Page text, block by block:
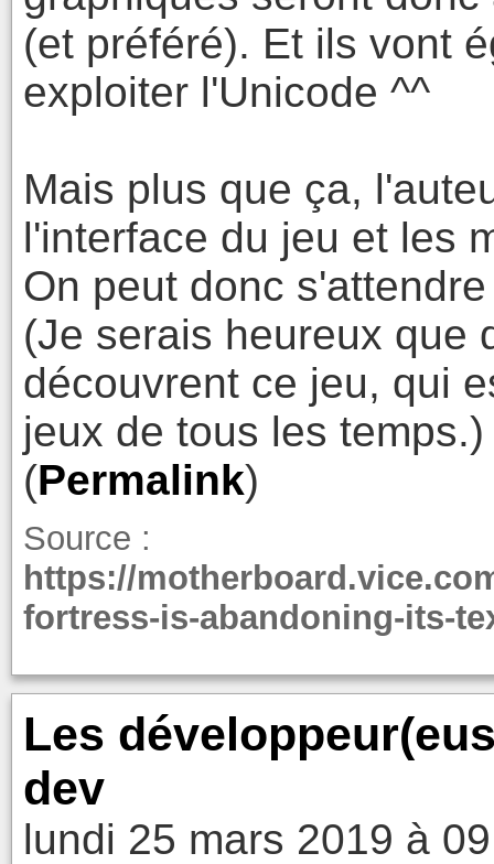
(et préféré). Et ils vont
exploiter l'Unicode ^^
Mais plus que ça,
l'interface du jeu et les
On peut donc
(Je serais heureux que
découvrent ce jeu, qui
jeux de tous les temps.)
(Permalink)
Source :
https://
fortress-is-abandoning-its-
Les
dev
lundi 25 mars 2019 à